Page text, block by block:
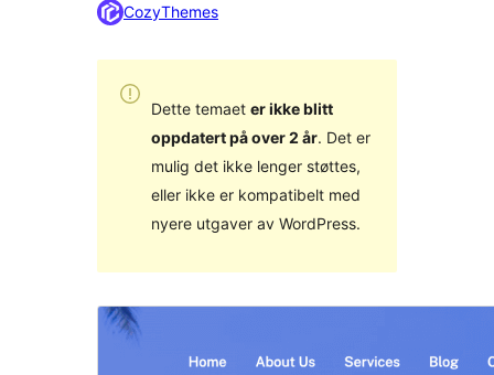
CozyThemes
Dette temaet er ikke blitt
oppdatert på over 2 år. Det er
mulig det ikke lenger støttes,
eller ikke er kompatibelt med
nyere utgaver av WordPress.